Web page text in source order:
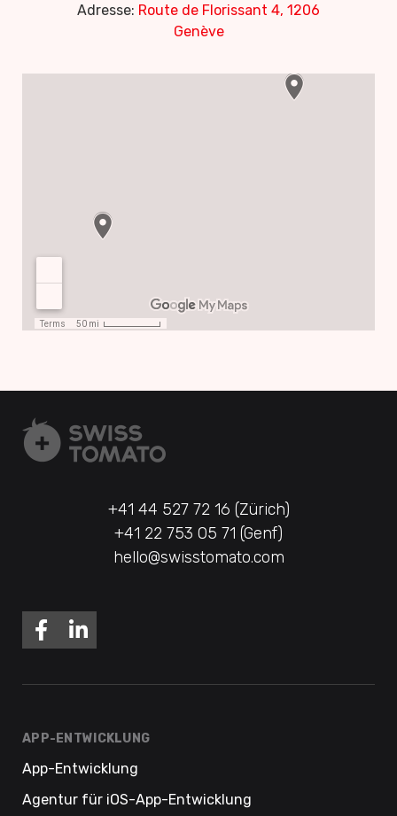
Adresse: Route de Florissant 4, 1206
Genève
+41 44 527 72 16 (Zürich)
+41 22 753 05 71 (Genf)
hello@swisstomato.com
APP-ENTWICKLUNG
App-Entwicklung
Agentur für iOS-App-Entwicklung